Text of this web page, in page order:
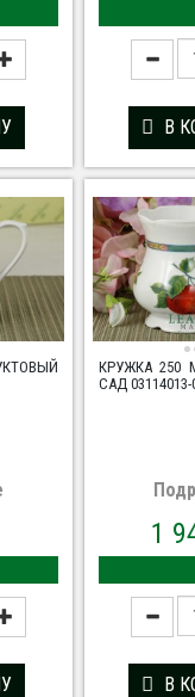
В
КРУЖКА 250
САД 03114013-
1
В